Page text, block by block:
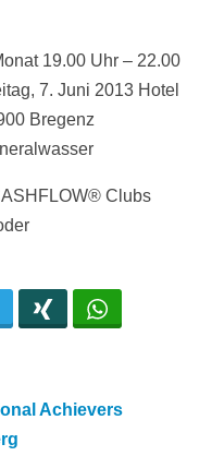
19.00 Uhr – 22.00
7. Juni 2013 Hotel
Bregenz
Clubs
LinkedIn
Achievers